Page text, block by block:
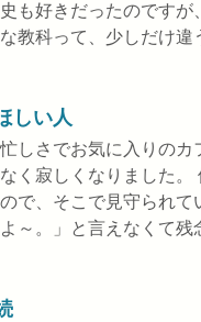
も好きだったのです
教科って、少しだけ違
しい人
しさでお気に入りの
く寂しくなりました
で、そこで見守られ
～。」と言えなくて残